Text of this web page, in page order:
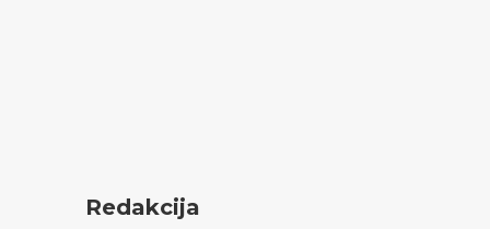
Redakcija